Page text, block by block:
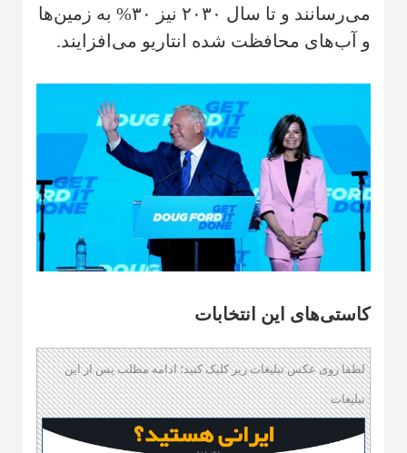
می‌رسانند و تا سال ۲۰۳۰ نیز ۳۰% به زمین‌ها
و آب‌های محافظت شده انتاریو می‌افزایند.
کاستی‌های این انتخابات
لطفا روی عکس تبلیغات زیر کلیک کنید؛ ادامه مطلب پس از این
تبلیغات